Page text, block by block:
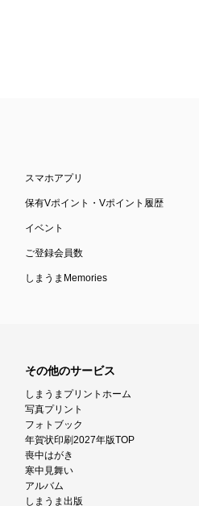
スマホアプリ
保有Vポイント・Vポイント履歴
イベント
ご登録会員数
しまうまMemories
その他のサービス
しまうまプリントホーム
写真プリント
フォトブック
年賀状印刷2027年版TOP
喪中はがき
寒中見舞い
アルバム
しまうま出版